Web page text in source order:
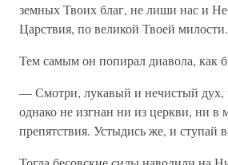
земных Твоих благ, не лиши нас и
Царствия, по великой Твоей милости.
Тем самым он попирал диавола, как
— Смотри, лукавый и нечистый дух,
однако не изгнан ни из церкви, ни в
препятствия. Устыдись же, и